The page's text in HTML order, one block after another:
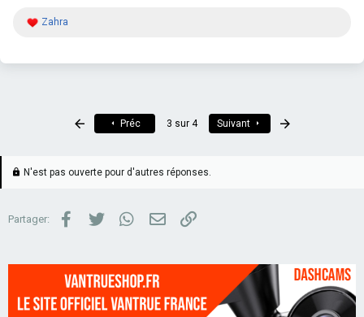
R
Zahra
PremierPréc 3 sur 4 Suivant
N'est pas ouverte pour d'autres réponses.
Partager: Facebook
Twitter WhatsApp
Email Lien